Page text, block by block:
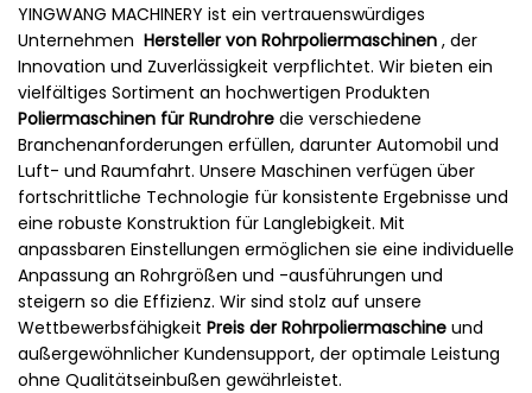
YINGWANG MACHINERY ist ein vertrauenswürdiges
Unternehmen Hersteller von Rohrpoliermaschinen , der
Innovation und Zuverlässigkeit verpflichtet. Wir bieten ein
vielfältiges Sortiment an hochwertigen Produkten
Poliermaschinen für Rundrohre die verschiedene
Branchenanforderungen erfüllen, darunter Automobil und
Luft- und Raumfahrt. Unsere Maschinen verfügen über
fortschrittliche Technologie für konsistente Ergebnisse und
eine robuste Konstruktion für Langlebigkeit. Mit
anpassbaren Einstellungen ermöglichen sie eine individuelle
Anpassung an Rohrgrößen und -ausführungen und
steigern so die Effizienz. Wir sind stolz auf unsere
Wettbewerbsfähigkeit Preis der Rohrpoliermaschine und
außergewöhnlicher Kundensupport, der optimale Leistung
ohne Qualitätseinbußen gewährleistet.